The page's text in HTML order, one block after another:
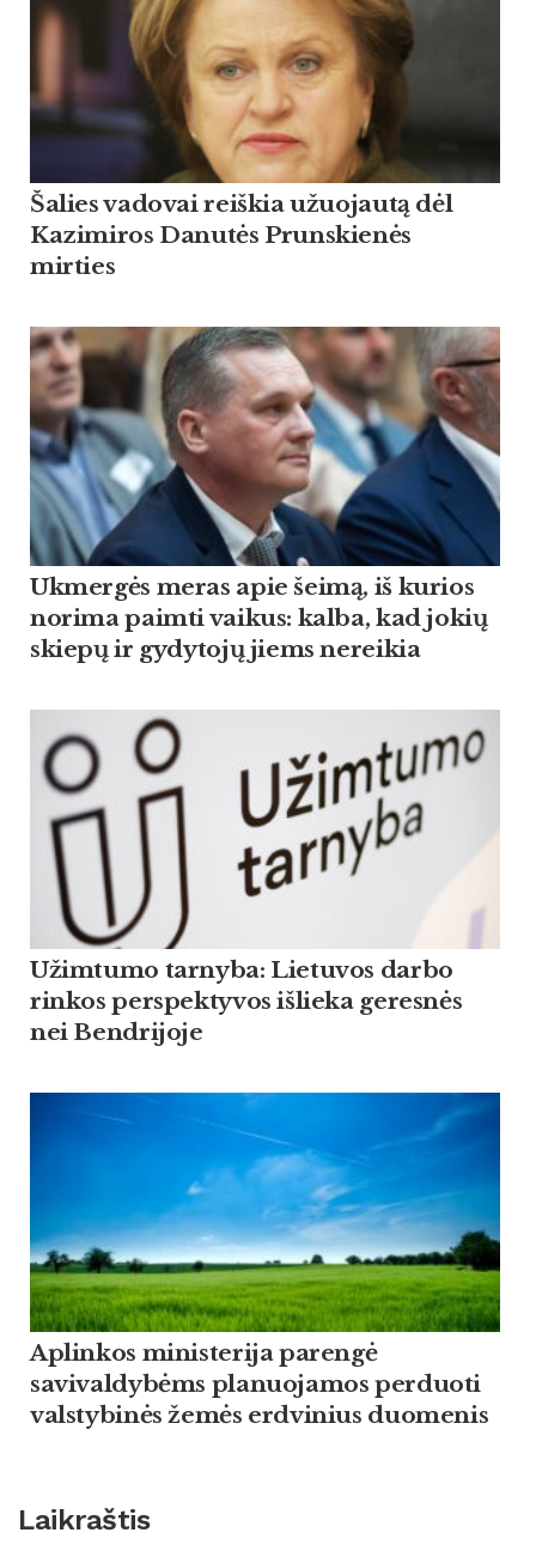
Šalies vadovai reiškia užuojautą dėl
Kazimiros Danutės Prunskienės
mirties
Ukmergės meras apie šeimą, iš kurios
norima paimti vaikus: kalba, kad jokių
skiepų ir gydytojų jiems nereikia
Užimtumo tarnyba: Lietuvos darbo
rinkos perspektyvos išlieka geresnės
nei Bendrijoje
Aplinkos ministerija parengė
savivaldybėms planuojamos perduoti
valstybinės žemės erdvinius duomenis
Laikraštis